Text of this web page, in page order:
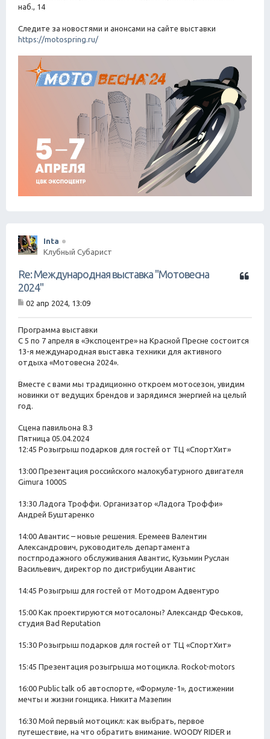
наб., 14
Следите за новостями и анонсами на сайте выставки
https://motospring.ru/
Inta
Клубный Субарист
Ц
Re: Международная выставка "Мотовесна
2024"
о
б
е
н
е
02 апр 2024, 13:09
Программа выставки
С 5 по 7 апреля в «Экспоцентре» на Красной Пресне состоится
13-я международная выставка техники для активного
отдыха «Мотовесна 2024».
Вместе с вами мы традиционно откроем мотосезон, увидим
новинки от ведущих брендов и зарядимся энергией на целый
год.
Сцена павильона 8.3
Пятница 05.04.2024
12:45 Розыгрыш подарков для гостей от ТЦ «СпортХит»
13:00 Презентация российского малокубатурного двигателя
Gimura 1000S
13:30 Ладога Троффи. Организатор «Ладога Троффи»
Андрей Буштаренко
14:00 Авантис – новые решения. Еремеев Валентин
Александрович, руководитель департамента
постпродажного обслуживания Авантис, Кузьмин Руслан
Васильевич, директор по дистрибуции Авантис
14:45 Розыгрыш для гостей от Мотодром Адвентуро
15:00 Как проектируются мотосалоны? Александр Феськов,
студия Bad Reputation
15:30 Розыгрыш подарков для гостей от ТЦ «СпортХит»
15:45 Презентация розыгрыша мотоцикла. Rockot-motors
16:00 Public talk об автоспорте, «Формуле-1», достижении
мечты и жизни гонщика. Никита Мазепин
16:30 Мой первый мотоцикл: как выбрать, первое
путешествие, на что обратить внимание. WOODY RIDER и